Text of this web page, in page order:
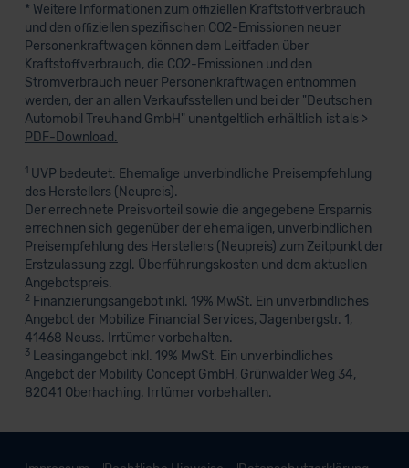
* Weitere Informationen zum offiziellen Kraftstoffverbrauch
und den offiziellen spezifischen CO2-Emissionen neuer
Personenkraftwagen können dem Leitfaden über
Kraftstoffverbrauch, die CO2-Emissionen und den
Stromverbrauch neuer Personenkraftwagen entnommen
werden, der an allen Verkaufsstellen und bei der "Deutschen
Automobil Treuhand GmbH" unentgeltlich erhältlich ist als >
PDF-Download.
1UVP bedeutet: Ehemalige unverbindliche Preisempfehlung
des Herstellers (Neupreis).
Der errechnete Preisvorteil sowie die angegebene Ersparnis
errechnen sich gegenüber der ehemaligen, unverbindlichen
Preisempfehlung des Herstellers (Neupreis) zum Zeitpunkt der
Erstzulassung zzgl. Überführungskosten und dem aktuellen
Angebotspreis.
2 Finanzierungsangebot inkl. 19% MwSt. Ein unverbindliches
Angebot der Mobilize Financial Services, Jagenbergstr. 1,
41468 Neuss. Irrtümer vorbehalten.
3Leasingangebot inkl. 19% MwSt. Ein unverbindliches
Angebot der Mobility Concept GmbH, Grünwalder Weg 34,
82041 Oberhaching. Irrtümer vorbehalten.